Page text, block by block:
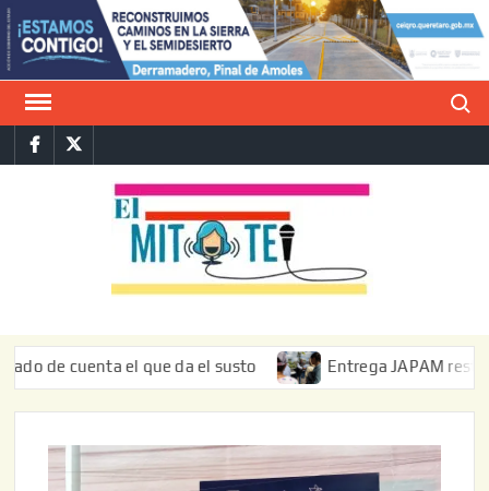
Saltar
al
contenido
FacebookTwitter
el que da el susto Entrega JAPAM